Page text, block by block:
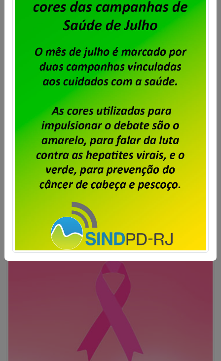
24 de janeiro, dia do(a)
aposentado(a)!
Publicado porImprensaem23/01/2024.
A diretoria do Sindpd-RJ apresenta seu respeito e
admiração pelos aposentados e aposentadas, que
tanto contribuíram para o crescimento e a evolução